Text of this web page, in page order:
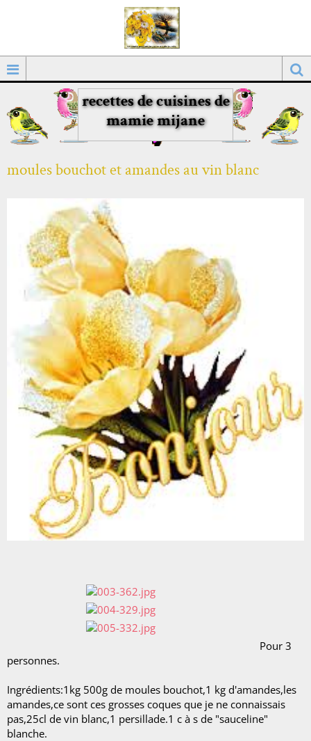
recettes de cuisines de
mamie mijane
moules bouchot et amandes au vin blanc
Pour 3
personnes.
Ingrédients:1kg 500g de moules bouchot,1 kg d'amandes,les
amandes,ce sont ces grosses coques que je ne connaissais
pas,25cl de vin blanc,1 persillade.1 c à s de "sauceline"
blanche.